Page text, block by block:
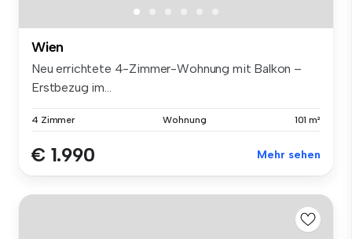
Wien
Neu errichtete 4-Zimmer-Wohnung mit Balkon –
Erstbezug im...
4 Zimmer Wohnung 101 m²
€ 1.990 Mehr sehen